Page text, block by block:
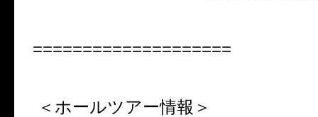
====================
＜ホールツアー情報＞